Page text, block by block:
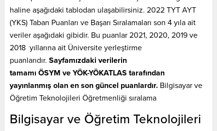
haline aşağıdaki tablodan ulaşabilirsiniz. 2022 TYT AYT
(YKS) Taban Puanları ve Başarı Sıralamaları son 4 yıla ait
veriler aşağıdaki gibidir. Bu puanlar 2021, 2020, 2019 ve
2018 yıllarına ait Üniversite yerleştirme
puanlarıdır. Sayfamızdaki verilerin
tamamı ÖSYM ve YÖK-YÖKATLAS tarafından
yayınlanmış olan en son güncel puanlardır. Bilgisayar ve
Öğretim Teknolojileri Öğretmenliği sıralama
Bilgisayar ve Öğretim Teknolojileri